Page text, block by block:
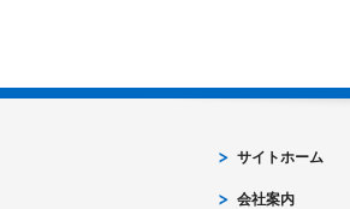
サイトホーム
会社案内